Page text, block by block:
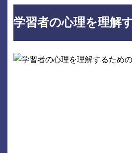
学習者の心理を理解